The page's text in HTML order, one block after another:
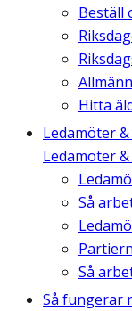
Beställ
Hitta
Ledamöter
Ledamöter
Så
Så
Så fungerar